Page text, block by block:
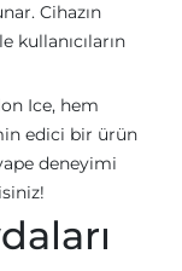
Cihazın
kullanıcıların
Ice, hem
edici bir ürün
deneyimi